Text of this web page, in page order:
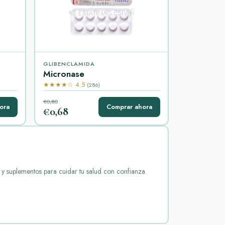
GLIBENCLAMIDA
Micronase
★★★★☆ 4.5 (286)
€0,80
€0,68 Comprar ahora
suplementos para cuidar tu salud con confianza.
es esencial para controlar los niveles de